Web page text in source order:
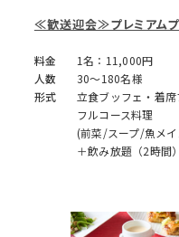
≪歓送迎会≫プレミアム
料金
1名：11,000円
人数
30～180名様
形式
立食ブッフェ・着席
フルコース料理
(前菜/スープ/魚メ
＋飲み放題（2時間）